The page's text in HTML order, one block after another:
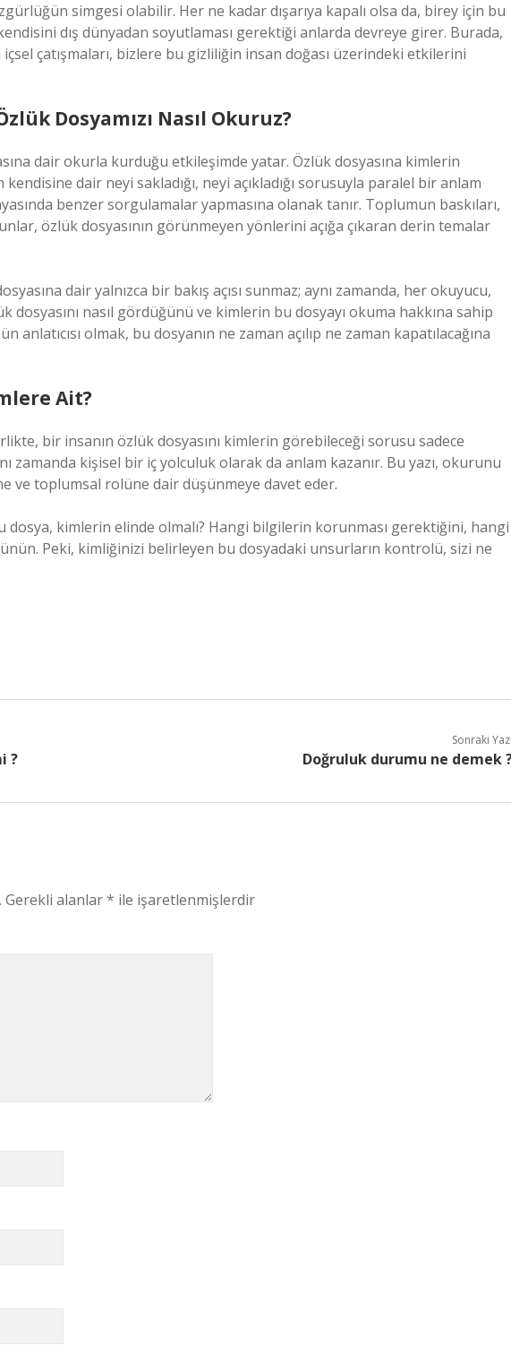
simgesi olabilir. Her ne kadar dışarıya kapalı olsa da, birey için bu
dış dünyadan soyutlaması gerektiği anlarda devreye girer. Burada,
çatışmaları, bizlere bu gizliliğin insan doğası üzerindeki etkilerini
Dosyamızı Nasıl Okuruz?
dair okurla kurduğu etkileşimde yatar. Özlük dosyasına kimlerin
dair neyi sakladığı, neyi açıkladığı sorusuyla paralel bir anlam
benzer sorgulamalar yapmasına olanak tanır. Toplumun baskıları,
özlük dosyasının görünmeyen yönlerini açığa çıkaran derin temalar
dair yalnızca bir bakış açısı sunmaz; aynı zamanda, her okuyucu,
dosyasını nasıl gördüğünü ve kimlerin bu dosyayı okuma hakkına sahip
olmak, bu dosyanın ne zaman açılıp ne zaman kapatılacağına
Ait?
bir insanın özlük dosyasını kimlerin görebileceği sorusu sadece
zamanda kişisel bir iç yolculuk olarak da anlam kazanır. Bu yazı, okurunu
ve toplumsal rolüne dair düşünmeye davet eder.
dosya, kimlerin elinde olmalı? Hangi bilgilerin korunması gerektiğini, hangi
Peki, kimliğinizi belirleyen bu dosyadaki unsurların kontrolü, sizi ne
?
Sonraki
Doğruluk durumu ne demek
Gerekli alanlar* ile işaretlenmişlerdir